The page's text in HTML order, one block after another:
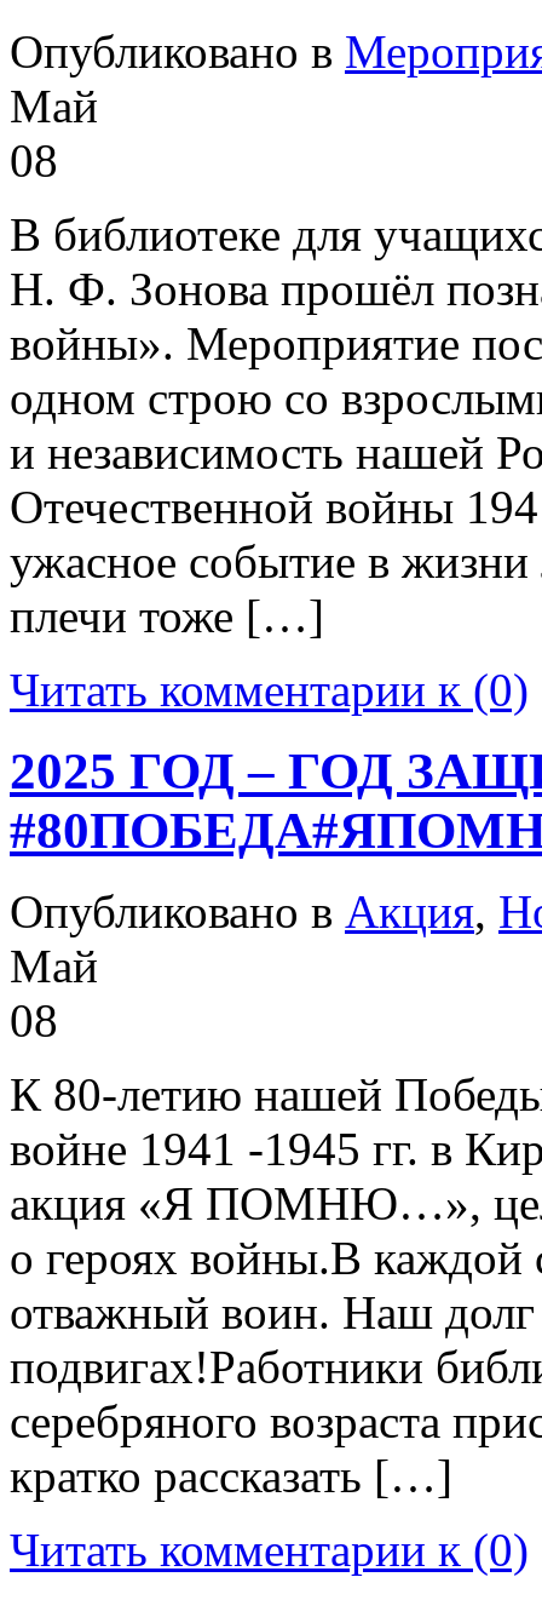
Опубликовано в
Май
08
В библиотеке для
Н. Ф. Зонова прошёл
войны». Мероприятие
одном строю со
и независимость нашей
Отечественной войны
ужасное событие в
плечи тоже […]
Читать комментарии к (0)
2025 ГОД – ГОД
Опубликовано в Акция,
Май
08
К 80-летию нашей
войне 1941 -1945 гг. в
акция «Я ПОМНЮ…»,
о героях войны.В каждой
отважный воин. Наш
подвигах!Работники
серебряного возраста
кратко рассказать […]
Читать комментарии к (0)